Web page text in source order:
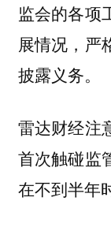
监会的各项
展情况，严
披露义务。
雷达财经注
首次触碰监
在不到半年